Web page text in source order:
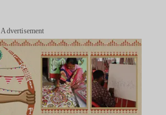
Advertisement